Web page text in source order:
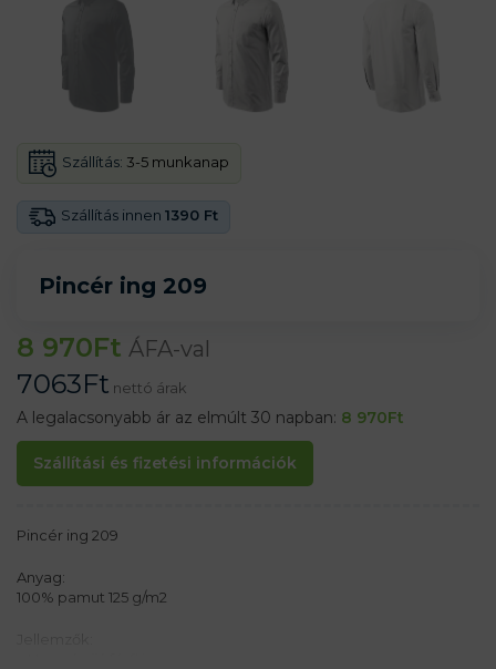
Pincér ing 209
Szállítás innen 1390 Ft
Szállítás: 3-5 munkanap
8 970Ft ÁFA-val
7063Ft nettó árak
A legalacsonyabb ár az elmúlt 30 napban: 8 970Ft
Szállítási és fizetési információk
Pincér ing 209
Anyag:
100% pamut 125 g/m2